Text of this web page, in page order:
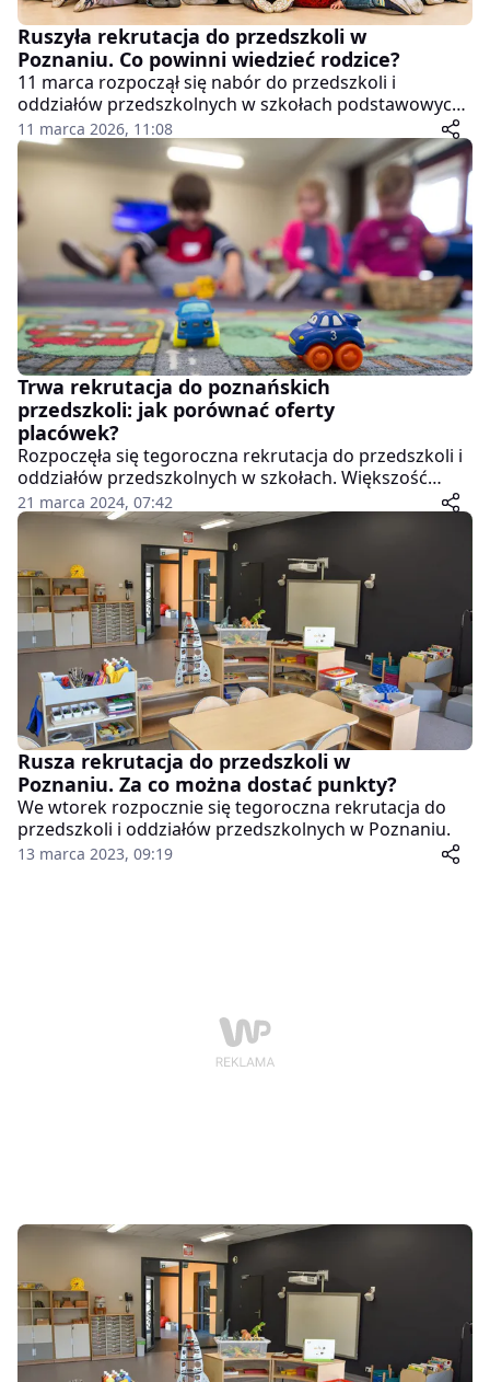
Ruszyła rekrutacja do przedszkoli w
Poznaniu. Co powinni wiedzieć rodzice?
11 marca rozpoczął się nabór do przedszkoli i
oddziałów przedszkolnych w szkołach podstawowych
w Poznaniu. Dla wielu rodziców to jeden z
ważniejszych momentów w roku – od wyboru
placówki często zaczyna się pierwsza edukacyjna
przygoda dziecka. Wnioski można składać do 27
marca.
11 marca 2026, 11:08
Trwa rekrutacja do poznańskich
przedszkoli: jak porównać oferty
placówek?
Rozpoczęła się tegoroczna rekrutacja do przedszkoli i
oddziałów przedszkolnych w szkołach. Większość
rodziców już wcześniej ma wybraną placówkę, do
której chciałaby posłać swoje pociechy, jednak
niektórzy wciąż nie wiedzą, która oferta najbardziej
będzie im odpowiadać. Jak porównać przedszkola i za
co można otrzymać punkty w tegorocznej rekrutacji?
21 marca 2024, 07:42
Rusza rekrutacja do przedszkoli w
Poznaniu. Za co można dostać punkty?
We wtorek rozpocznie się tegoroczna rekrutacja do
przedszkoli i oddziałów przedszkolnych w Poznaniu.
13 marca 2023, 09:19